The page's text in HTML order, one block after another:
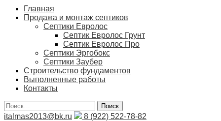
Главная
Продажа и монтаж септиков
Септики Евролос
Септик Евролос Грунт
Септик Евролос Про
Септики Эргобокс
Септики Заубер
Строительство фундаментов
Выполненные работы
Контакты
Поиск
italmas2013@bk.ru 8 (922) 522-78-82